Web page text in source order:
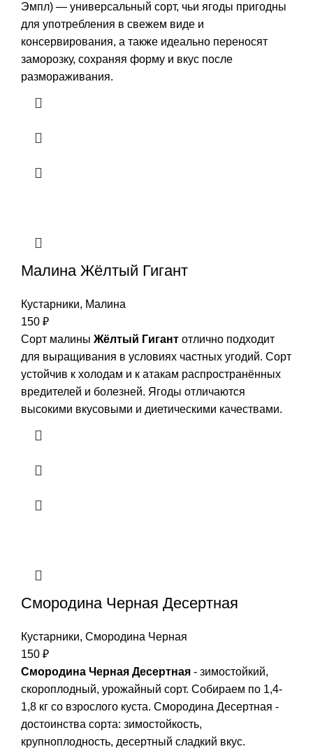
Эмпл) — универсальный сорт, чьи ягоды пригодны
для употребления в свежем виде и
консервирования, а также идеально переносят
заморозку, сохраняя форму и вкус после
размораживания.
Малина Жёлтый Гигант
Кустарники, Малина
150 ₽
Сорт малины Жёлтый Гигант отлично подходит
для выращивания в условиях частных угодий. Сорт
устойчив к холодам и к атакам распространённых
вредителей и болезней. Ягоды отличаются
высокими вкусовыми и диетическими качествами.
Смородина Черная Десертная
Кустарники, Смородина Черная
150 ₽
Смородина Черная Десертная - зимостойкий,
скороплодный, урожайный сорт. Собираем по 1,4-
1,8 кг со взрослого куста. Смородина Десертная -
достоинства сорта: зимостойкость,
крупноплодность, десертный сладкий вкус.